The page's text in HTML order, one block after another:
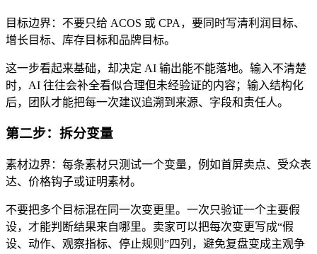
目标边界：不要只给 ACOS 或 CPA，要同时写清利润目标、
增长目标、库存目标和品牌目标。
这一步看起来基础，却决定 AI 输出能不能落地。输入不清楚
时，AI 往往会补全看似合理但未经验证的内容；输入结构化
后，团队才能把每一次建议追溯到来源、字段和责任人。
第二步：拆分变量
素材边界：每条素材只测试一个变量，例如首屏卖点、受众表
达、价格钩子或证明素材。
不要把多个目标混在同一次变更里。一次只验证一个主要假
设，才能判断结果来自哪里。卖家可以把每次变更写成“假
设、动作、观察指标、停止规则”四列，避免复盘变成主观争